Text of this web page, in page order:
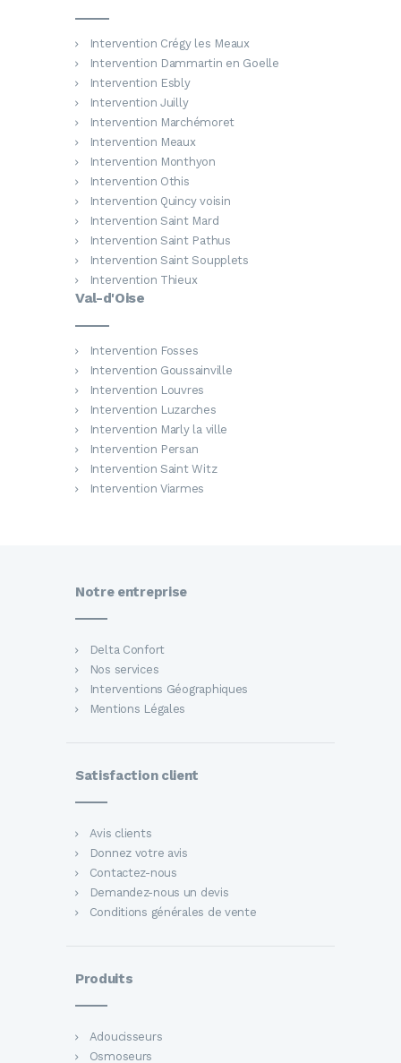
Intervention Crégy les Meaux
Intervention Dammartin en Goelle
Intervention Esbly
Intervention Juilly
Intervention Marchémoret
Intervention Meaux
Intervention Monthyon
Intervention Othis
Intervention Quincy voisin
Intervention Saint Mard
Intervention Saint Pathus
Intervention Saint Soupplets
Intervention Thieux
Val-d'Oise
Intervention Fosses
Intervention Goussainville
Intervention Louvres
Intervention Luzarches
Intervention Marly la ville
Intervention Persan
Intervention Saint Witz
Intervention Viarmes
Notre entreprise
Delta Confort
Nos services
Interventions Géographiques
Mentions Légales
Satisfaction client
Avis clients
Donnez votre avis
Contactez-nous
Demandez-nous un devis
Conditions générales de vente
Produits
Adoucisseurs
Osmoseurs